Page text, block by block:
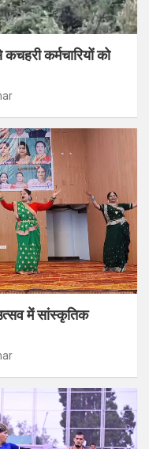
कर्मचारियों को
में सांस्कृतिक